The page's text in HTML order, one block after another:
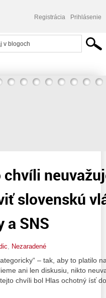
Registrácia Prihlásenie
slovenskú
a SNS
Nezaradené
– tak, aby to platilo
ani len diskusiu, nikto
chvíli bol Hlas ochotný ísť